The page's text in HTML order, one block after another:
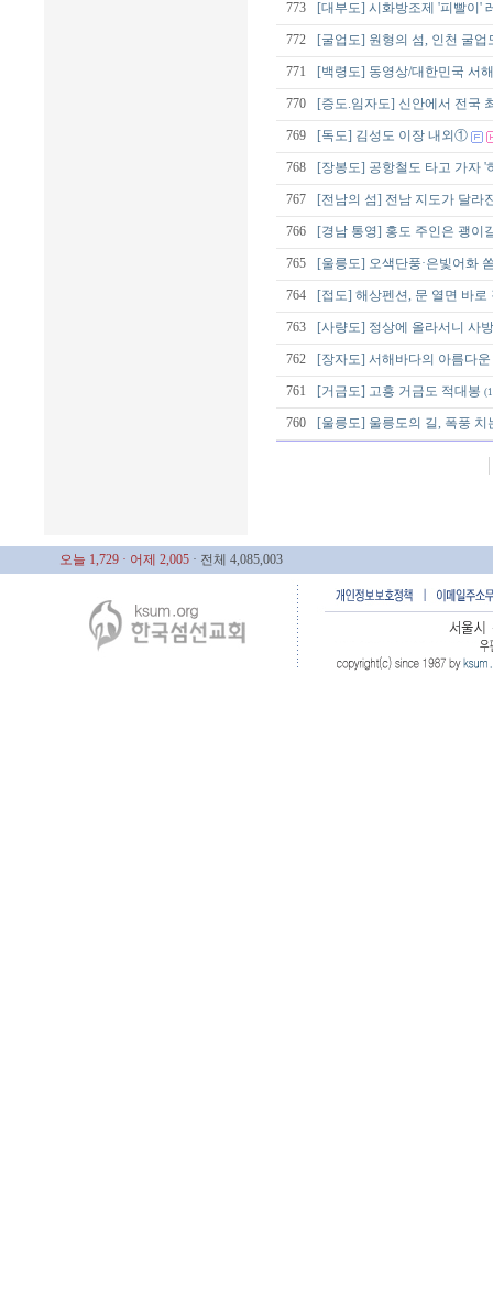
773 [대부도] 시화방조제 '피빨이'
772 [굴업도] 원형의 섬, 인천 굴업
771 [백령도] 동영상/대한민국 서
770 [증도.임자도] 신안에서 전국
769 [독도] 김성도 이장 내외①
768 [장봉도] 공항철도 타고 가자 '
767 [전남의 섬] 전남 지도가 달라
766 [경남 통영] 홍도 주인은 괭이
765 [울릉도] 오색단풍·은빛어화
764 [접도] 해상펜션, 문 열면 바로
763 [사량도] 정상에 올라서니 사
762 [장자도] 서해바다의 아름다
761 [거금도] 고흥 거금도 적대봉
760 [울릉도] 울릉도의 길, 폭풍
오늘 1,729 · 어제 2,005 · 전체 4,085,003